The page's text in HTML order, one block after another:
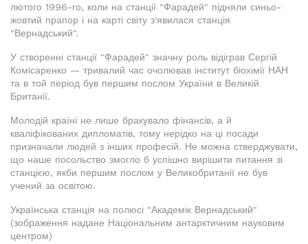
лютого 1996-го, коли на станції "Фарадей" підняли синьо-
жовтий прапор і на карті світу з'явилася станція
"Вернадський".
У створенні станції "Фарадей" значну роль відіграв Сергій
Комісаренко — тривалий час очолював інститут біохімії НАН
та в той період був першим послом України в Великій
Британії.
Молодій країні не лише бракувало фінансів, а й
кваліфікованих дипломатів, тому нерідко на ці посади
призначали людей з інших професій. Не можна стверджувати,
що наше посольство змогло б успішно вирішити питання зі
станцією, якби першим послом у Великобританії не був
учений за освітою.
Українська станція на полюсі "Академік Вернадський"
(зображення надане Національним антарктичним науковим
центром)